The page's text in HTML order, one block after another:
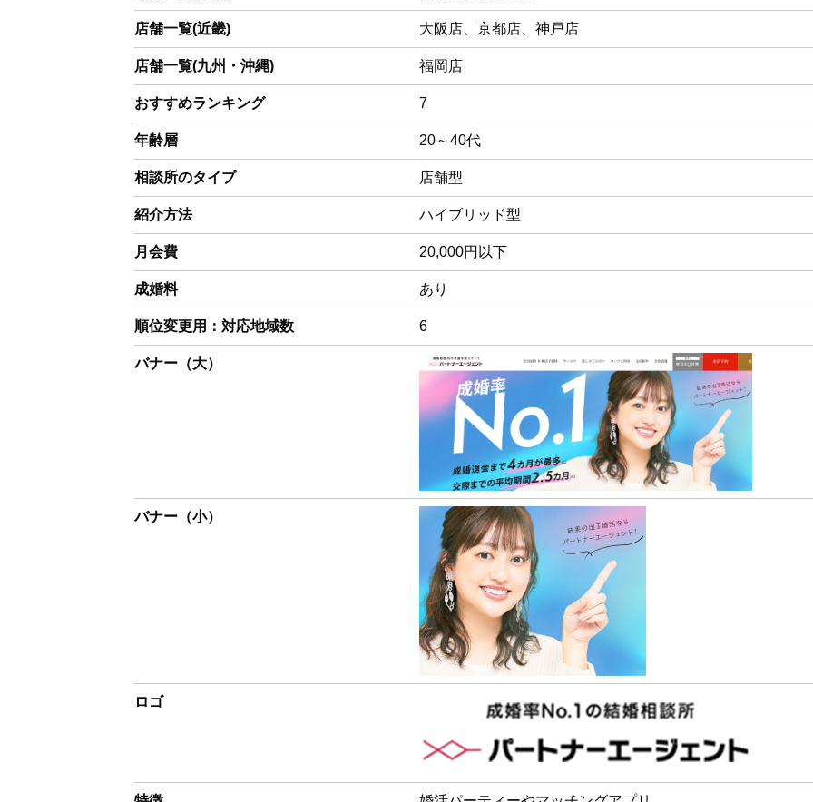
店舗一覧(近畿) 大阪店、京都店、神戸店
店舗一覧(九州・沖縄) 福岡店
おすすめランキング 7
年齢層 20～40代
相談所のタイプ 店舗型
紹介方法 ハイブリッド型
月会費 20,000円以下
成婚料 あり
順位変更用：対応地域数 6
バナー（大）
バナー（小）
ロゴ